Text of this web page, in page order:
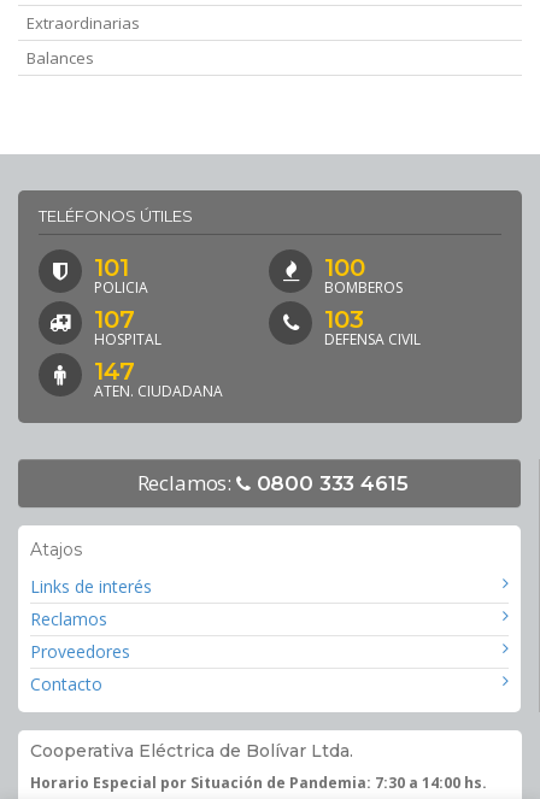
Extraordinarias
Balances
TELÉFONOS ÚTILES
101
POLICIA
100
BOMBEROS
107
HOSPITAL
103
DEFENSA CIVIL
147
ATEN. CIUDADANA
Reclamos: 0800 333 4615
Atajos
Links de interés
Reclamos
Proveedores
Contacto
Cooperativa Eléctrica de Bolívar Ltda.
Horario Especial por Situación de Pandemia: 7:30 a 14:00 hs.